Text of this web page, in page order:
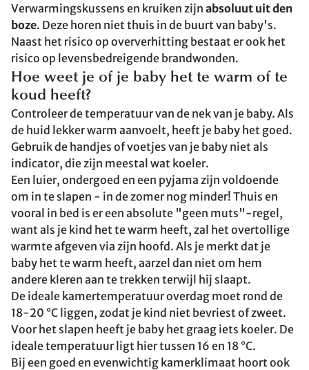
Verwarmingskussens en kruiken zijn absoluut uit den
boze. Deze horen niet thuis in de buurt van baby's.
Naast het risico op oververhitting bestaat er ook het
risico op levensbedreigende brandwonden.
Hoe weet je of je baby het te warm of te
koud heeft?
Controleer de temperatuur van de nek van je baby. Als
de huid lekker warm aanvoelt, heeft je baby het goed.
Gebruik de handjes of voetjes van je baby niet als
indicator, die zijn meestal wat koeler.
Een luier, ondergoed en een pyjama zijn voldoende
om in te slapen - in de zomer nog minder! Thuis en
vooral in bed is er een absolute "geen muts"-regel,
want als je kind het te warm heeft, zal het overtollige
warmte afgeven via zijn hoofd. Als je merkt dat je
baby het te warm heeft, aarzel dan niet om hem
andere kleren aan te trekken terwijl hij slaapt.
De ideale kamertemperatuur overdag moet rond de
18-20 °C liggen, zodat je kind niet bevriest of zweet.
Voor het slapen heeft je baby het graag iets koeler. De
ideale temperatuur ligt hier tussen 16 en 18 °C.
Bij een goed en evenwichtig kamerklimaat hoort ook